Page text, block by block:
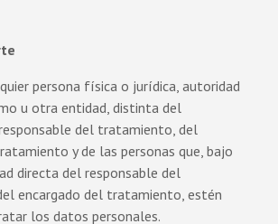
persona física o jurídica, autoridad
u otra entidad, distinta del
del tratamiento, del
y de las personas que, bajo
directa del responsable del
encargado del tratamiento, estén
los datos personales.